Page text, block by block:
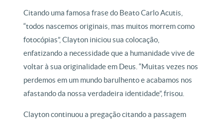
Citando uma famosa frase do Beato Carlo Acutis,
“todos nascemos originais, mas muitos morrem como
fotocópias”, Clayton iniciou sua colocação,
enfatizando a necessidade que a humanidade vive de
voltar à sua originalidade em Deus. “Muitas vezes nos
perdemos em um mundo barulhento e acabamos nos
afastando da nossa verdadeira identidade”, frisou.
Clayton continuou a pregação citando a passagem